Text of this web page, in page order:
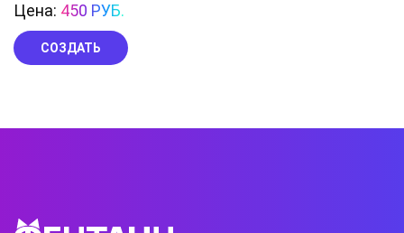
Цена: 450 РУБ.
СОЗДАТЬ